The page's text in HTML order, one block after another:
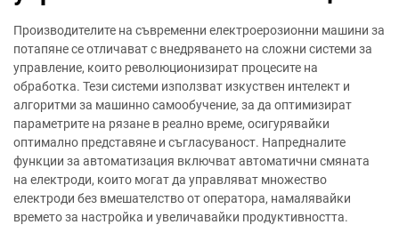
Производителите на съвременни електроерозионни машини за
потапяне се отличават с внедряването на сложни системи за
управление, които революционизират процесите на
обработка. Тези системи използват изкуствен интелект и
алгоритми за машинно самообучение, за да оптимизират
параметрите на рязане в реално време, осигурявайки
оптимално представяне и съгласуваност. Напредналите
функции за автоматизация включват автоматични смяната
на електроди, които могат да управляват множество
електроди без вмешателство от оператора, намалявайки
времето за настройка и увеличавайки продуктивността.